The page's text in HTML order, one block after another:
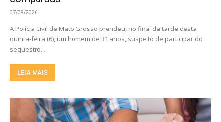
07/08/2026
A Polícia Civil de Mato Grosso prendeu, no final da tarde desta
quinta-feira (6), um homem de 31 anos, suspeito de participar do
sequestro...
LEIA MAIS